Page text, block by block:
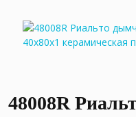
48008R